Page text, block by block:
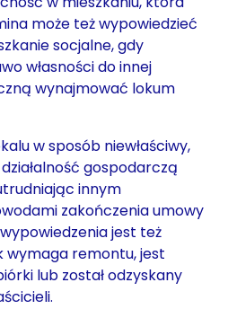
może też wypowiedzieć
socjalne, gdy
własności do innej
wynajmować lokum
w sposób niewłaściwy,
gospodarczą
innym
zakończenia umowy
jest też
wymaga remontu, jest
lub został odzyskany